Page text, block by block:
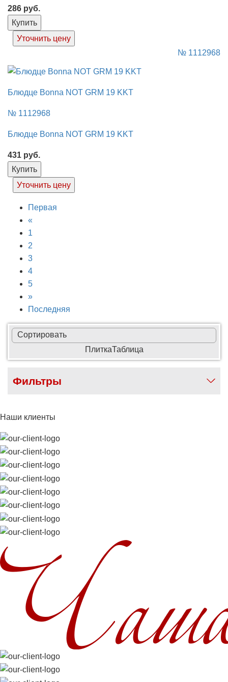
286 руб.
Купить
Уточнить цену
№ 1112968
Блюдце Bonna NOT GRM 19 KKT
№ 1112968
Блюдце Bonna NOT GRM 19 KKT
431 руб.
Купить
Уточнить цену
Первая
«
1
2
3
4
5
»
Последняя
Сортировать
ПлиткаТаблица
Фильтры
Наши клиенты